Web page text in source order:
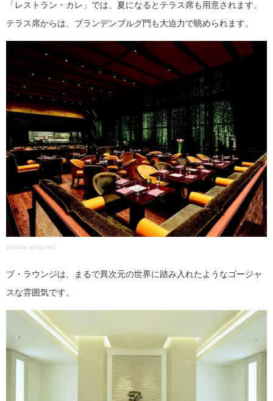
「レストラン・カレ」では、夏になるとテラス席も用意されます。
テラス席からは、ブランデンブルグ門も大迫力で眺められます。
photo by agoda.net/
ブ・ラウンジは、まるで異次元の世界に踏み入れたようなゴージャ
スな雰囲気です。